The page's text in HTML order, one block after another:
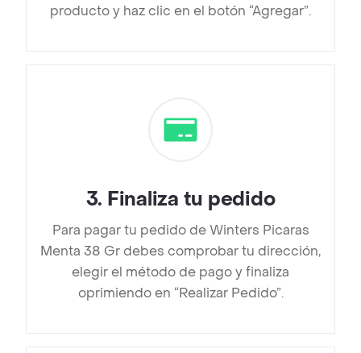
producto y haz clic en el botón “Agregar”.
3. Finaliza tu pedido
Para pagar tu pedido de Winters Picaras
Menta 38 Gr debes comprobar tu dirección,
elegir el método de pago y finaliza
oprimiendo en “Realizar Pedido”.